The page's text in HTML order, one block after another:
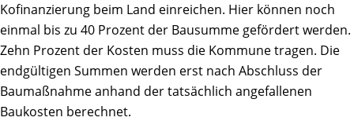
Kofinanzierung beim Land einreichen. Hier können noch
einmal bis zu 40 Prozent der Bausumme gefördert werden.
Zehn Prozent der Kosten muss die Kommune tragen. Die
endgültigen Summen werden erst nach Abschluss der
Baumaßnahme anhand der tatsächlich angefallenen
Baukosten berechnet.